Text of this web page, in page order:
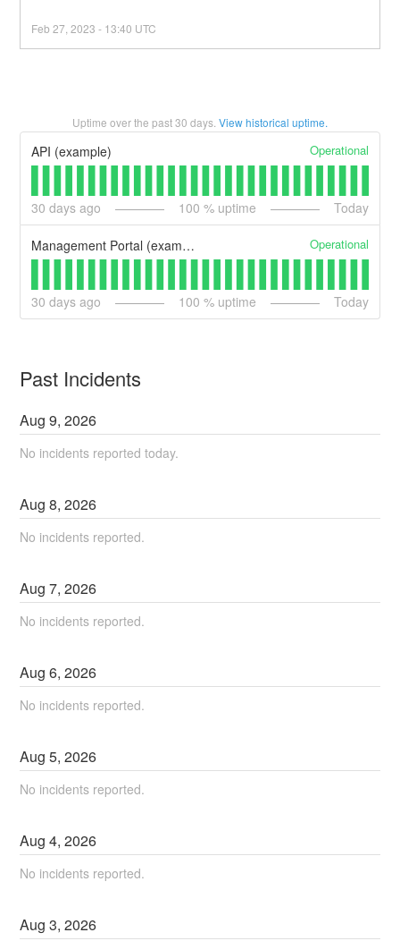
Feb27 ,2023 - 13:40 UTC
Uptime over the past30 days. View historical uptime.
API (example) Operational
30 days ago 100 % uptime Today
Management Portal (example) Operational
30 days ago 100 % uptime Today
Past Incidents
Aug9,2026
No incidents reported today.
Aug8,2026
No incidents reported.
Aug7,2026
No incidents reported.
Aug6,2026
No incidents reported.
Aug5,2026
No incidents reported.
Aug4,2026
No incidents reported.
Aug3,2026